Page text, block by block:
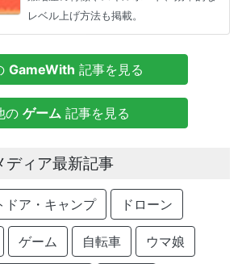
レベル上げ方法も掲載。
GameWith 記事を見る
の ゲーム 記事を見る
ディア最新記事
ドア・キャンプ ドローン
ゲーム 自転車 ウマ娘